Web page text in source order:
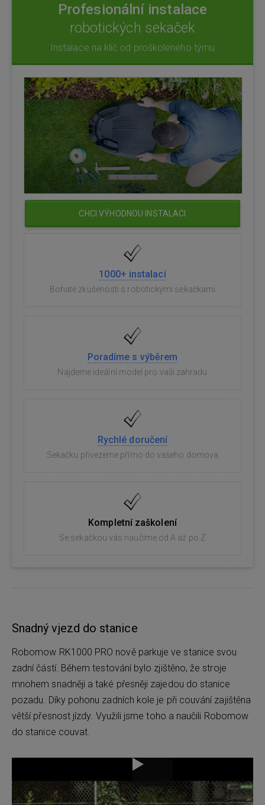
Profesionální instalace
robotických sekaček
Instalace na klíč od proškoleného týmu
CHCI VÝHODNOU INSTALACI
1000+ instalací
Bohaté zkušenosti s robotickými sekačkami
Poradíme s výběrem
Najdeme ideální model pro vaši zahradu
Rychlé doručení
Sekačku přivezeme přímo do vašeho domova
Kompletní zaškolení
Se sekačkou vás naučíme od A až po Z
Snadný vjezd do stanice
Robomow RK1000 PRO nově parkuje ve stanice svou
zadní částí. Během testování bylo zjištěno, že stroje
mnohem snadněji a také přesněji zajedou do stanice
pozadu. Díky pohonu zadních kole je při couvání zajištěna
větší přesnost jízdy. Využili jsme toho a naučili Robomow
do stanice couvat.